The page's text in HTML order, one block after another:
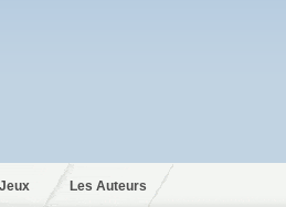
Jeux Les Auteurs